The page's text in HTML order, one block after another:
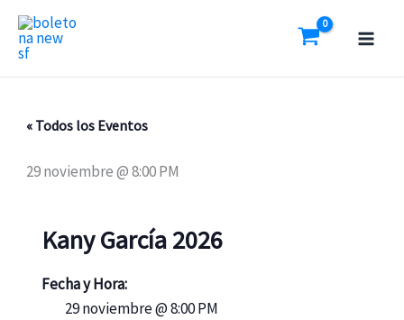
contenido
« Todos los Eventos
29 noviembre @ 8:00 PM
Kany García 2026
Fecha y Hora:
29 noviembre @ 8:00 PM